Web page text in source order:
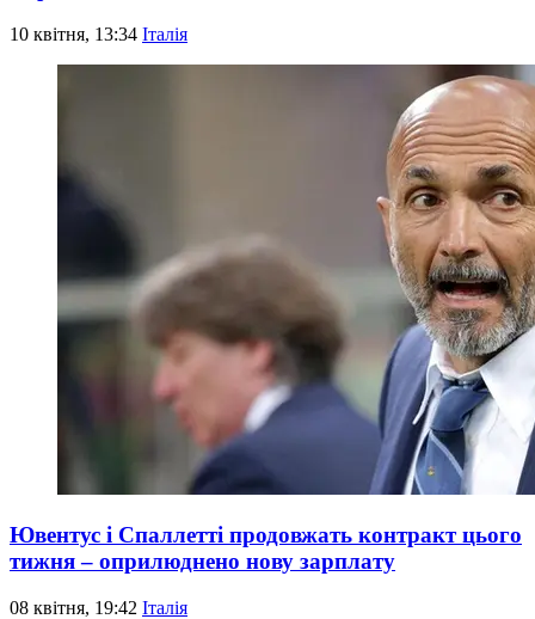
10 квітня, 13:34 Італія
Ювентус і Спаллетті продовжать контракт цього
тижня – оприлюднено нову зарплату
08 квітня, 19:42 Італія